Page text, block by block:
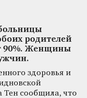
родителей
90%. Женщины
здоровья и
Тен сообщила, что